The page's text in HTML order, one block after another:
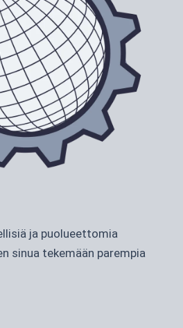
ja puolueettomia
sinua tekemään parempia